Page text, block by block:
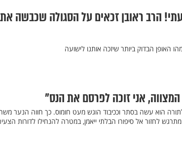
הרב ראובן זכאים על הסגולה שכבשה את
האופן הבדוק ביותר שיזכה אותנו לישועה
הוא עשה בסתר וככיבוד הוגש מעט חומוס. כך חווה הנער
לחזור אל סיפורו הבלתי ייאמן, במטרה להנחילו לדורות